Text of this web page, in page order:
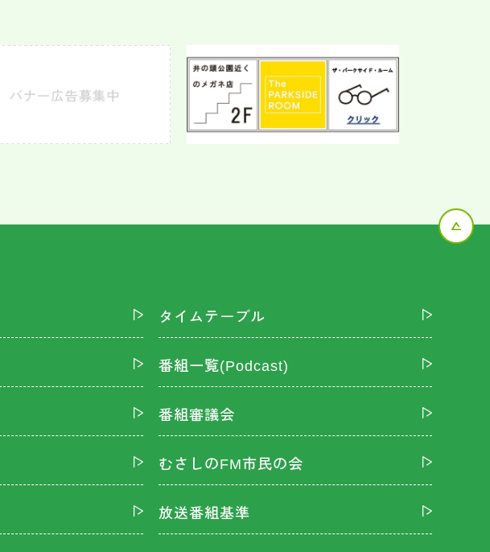
タイムテーブル
番組一覧(Podcast)
番組審議会
むさしのFM市民の会
放送番組基準